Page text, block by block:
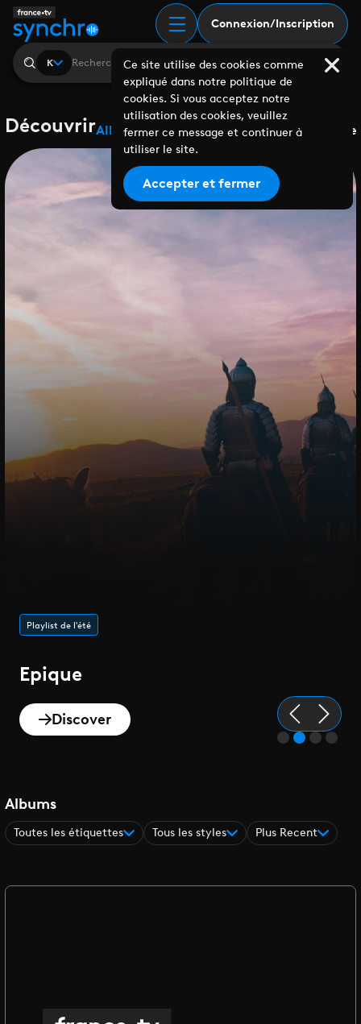
Connexion/Inscription
K
DécouvrirAlbumsPlaylistsCollaborationsLabels Genre
Playlist de l'été
Epique
Discover
Albums
Toutes les étiquettes Tous les styles Plus Recent
Ce site utilise des cookies comme
expliqué dans notre politique de
cookies. Si vous acceptez notre
utilisation des cookies, veuillez
fermer ce message et continuer à
utiliser le site.
Accepter et fermer